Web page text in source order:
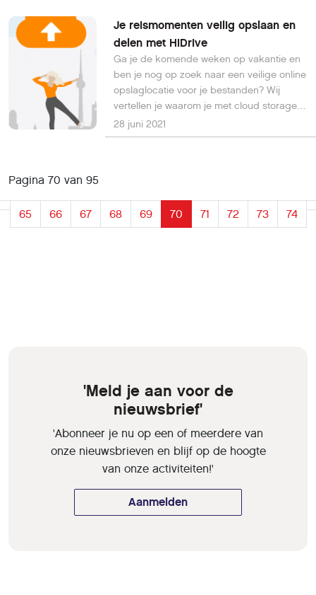
Je reismomenten veilig opslaan en
delen met HiDrive
Ga je de komende weken op vakantie en
ben je nog op zoek naar een veilige online
opslaglocatie voor je bestanden? Wij
vertellen je waarom je met cloud storage
HiDrive met een gerust gevoel op reis kunt
gaan.
28 juni 2021
Pagina 70 van 95
65 66 67 68 69 70 71 72 73 74
'Meld je aan voor de
nieuwsbrief'
'Abonneer je nu op een of meerdere van
onze nieuwsbrieven en blijf op de hoogte
van onze activiteiten!'
Aanmelden